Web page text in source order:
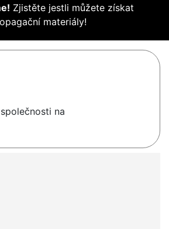
Zjistěte jestli můžete získat
materiály!
na